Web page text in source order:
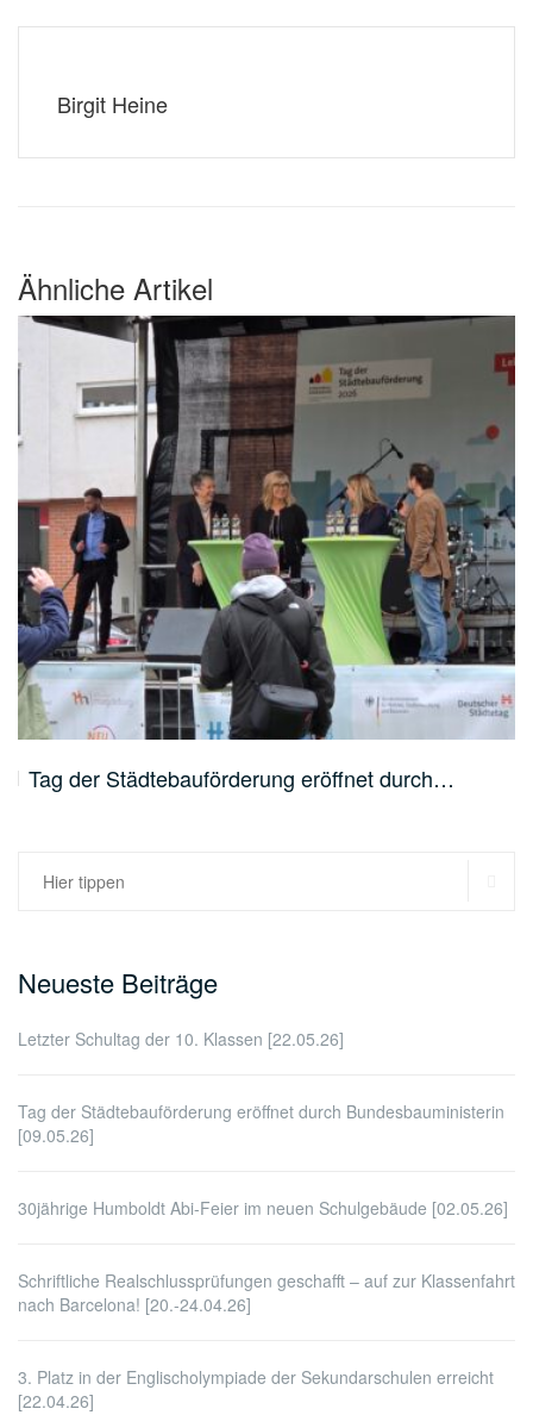
Birgit Heine
Ähnliche Artikel
Tag der Städtebauförderung eröffnet durch…
Suchen
Neueste Beiträge
Letzter Schultag der 10. Klassen [22.05.26]
Tag der Städtebauförderung eröffnet durch Bundesbauministerin
[09.05.26]
30jährige Humboldt Abi-Feier im neuen Schulgebäude [02.05.26]
Schriftliche Realschlussprüfungen geschafft – auf zur Klassenfahrt
nach Barcelona! [20.-24.04.26]
3. Platz in der Englischolympiade der Sekundarschulen erreicht
[22.04.26]